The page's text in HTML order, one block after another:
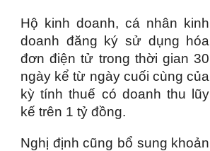
Hộ kinh doanh, cá nhân kinh
doanh đăng ký sử dụng hóa
đơn điện tử trong thời gian 30
ngày kể từ ngày cuối cùng của
kỳ tính thuế có doanh thu lũy
kế trên 1 tỷ đồng.
Nghị định cũng bổ sung khoản